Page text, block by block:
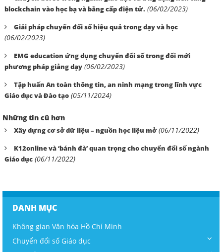
blockchain vào học bạ và bằng cấp điện tử. (06/02/2023)
Giải pháp chuyển đối số hiệu quả trong dạy và học
(06/02/2023)
EMG education ứng dụng chuyển đổi số trong đổi mới
phương pháp giảng dạy (06/02/2023)
Tập huấn An toàn thông tin, an ninh mạng trong lĩnh vực
Giáo dục và Đào tạo (05/11/2024)
Những tin cũ hơn
Xây dựng cơ sở dữ liệu – nguồn học liệu mở (06/11/2022)
K12online và ‘bánh đà’ quan trọng cho chuyển đổi số ngành
Giáo dục (06/11/2022)
DANH MỤC
Không gian Văn hóa Hồ Chí Minh
Chuyển đổi số Giáo dục